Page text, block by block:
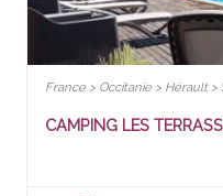
France > Occitanie > Hérault >
CAMPING LES